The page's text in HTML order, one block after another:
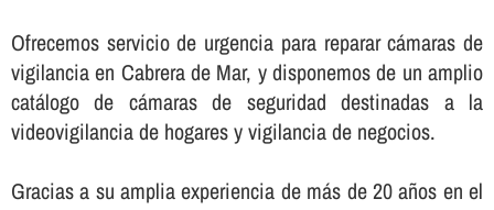
Ofrecemos servicio de urgencia para reparar cámaras de
vigilancia en Cabrera de Mar, y disponemos de un amplio
catálogo de cámaras de seguridad destinadas a la
videovigilancia de hogares y vigilancia de negocios.
Gracias a su amplia experiencia de más de 20 años en el